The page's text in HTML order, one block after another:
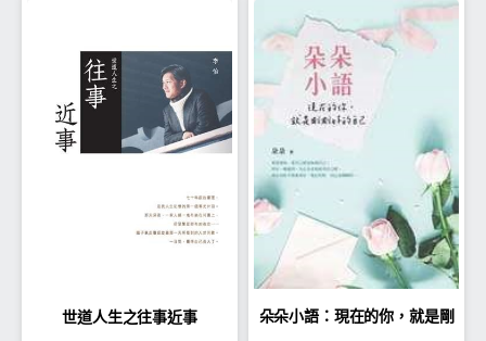
世道人生之往事近事 朵朵小語：現在的你，就是剛